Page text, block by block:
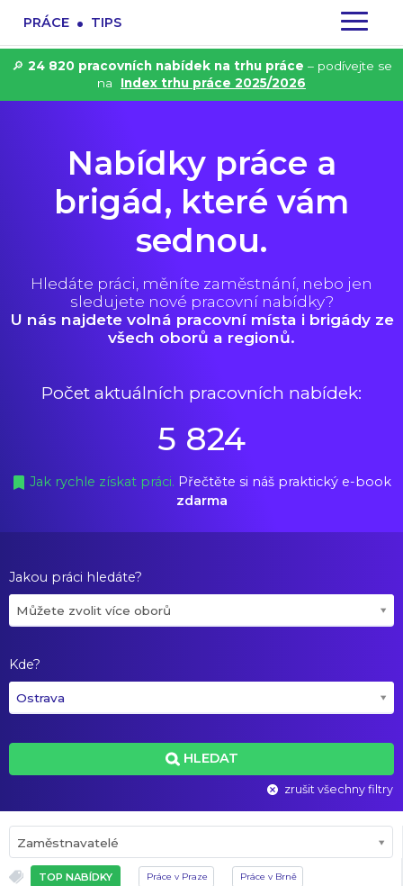
PRÁCE . TIPS
🔎 24 820 pracovních nabídek na trhu práce – podívejte se
na
Index trhu práce 2025/2026
Nabídky práce a
brigád, které vám
sednou.
Hledáte práci, měníte zaměstnání, nebo jen
sledujete nové pracovní nabídky?
U nás najdete volná pracovní místa i brigády ze
všech oborů a regionů.
Počet aktuálních pracovních nabídek:
5 824
Jak rychle získat práci. Přečtěte si náš praktický e-book
zdarma
Jakou práci hledáte?
Můžete zvolit více oborů
Kde?
Ostrava
HLEDAT
zrušit všechny filtry
Zaměstnavatelé
TOP NABÍDKY Práce v Praze Práce v Brně